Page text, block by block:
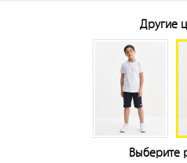
Другие
Выберите